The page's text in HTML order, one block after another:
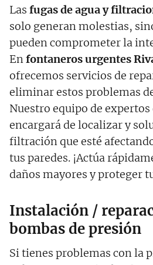
Las fugas de agua y
solo generan molestias,
pueden comprometer la
Enfontaneros urgentes
ofrecemos servicios de
eliminar estos problemas
Nuestro equipo de expertos
encargará de localizar y
filtración que esté
tus paredes. ¡Actúa
daños mayores y proteger
Instalación /
bombas de presión
Si tienes problemas con la